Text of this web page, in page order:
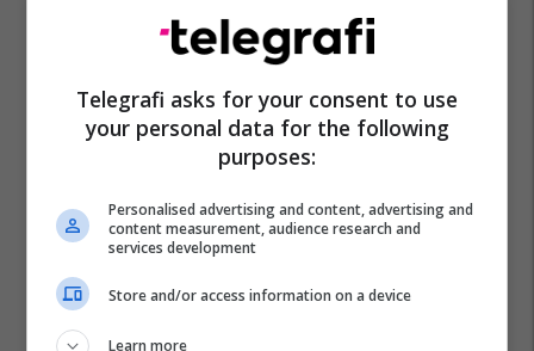
Stella Maxwell Irina Shayk
Doutzen Kroes
Victoria's Secret
Telegrafi asks for your consent to use
your personal data for the following
purposes:
Personalised advertising and content, advertising and
content measurement, audience research and
services development
Store and/or access information on a device
Learn more